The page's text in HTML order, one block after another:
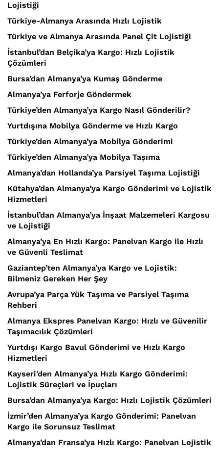
Lojistiği
Türkiye-Almanya Arasında Hızlı Lojistik
Türkiye ve Almanya Arasında Panel Çit Lojistiği
İstanbul’dan Belçika’ya Kargo: Hızlı Lojistik
Çözümleri
Bursa’dan Almanya’ya Kumaş Gönderme
Almanya’ya Ferforje Göndermek
Türkiye’den Almanya’ya Kargo Nasıl Gönderilir?
Yurtdışına Mobilya Gönderme ve Hızlı Kargo
Türkiye’den Almanya’ya Mobilya Gönderimi
Türkiye’den Almanya’ya Mobilya Taşıma
Almanya’dan Hollanda’ya Parsiyel Taşıma Lojistiği
Kütahya’dan Almanya’ya Kargo Gönderimi ve Lojistik
Hizmetleri
İstanbul’dan Almanya’ya İnşaat Malzemeleri Kargosu
ve Lojistiği
Almanya’ya En Hızlı Kargo: Panelvan Kargo ile Hızlı
ve Güvenli Teslimat
Gaziantep’ten Almanya’ya Kargo ve Lojistik:
Bilmeniz Gereken Her Şey
Avrupa’ya Parça Yük Taşıma ve Parsiyel Taşıma
Rehberi
Almanya Ekspres Panelvan Kargo: Hızlı ve Güvenilir
Taşımacılık Çözümleri
Yurtdışı Kargo Bavul Gönderimi ve Hızlı Kargo
Hizmetleri
Kayseri’den Almanya’ya Hızlı Kargo Gönderimi:
Lojistik Süreçleri ve İpuçları
Bursa’dan Almanya’ya Kargo: Hızlı Lojistik Çözümleri
İzmir’den Almanya’ya Kargo Gönderimi: Panelvan
Kargo ile Sorunsuz Teslimat
Almanya’dan Fransa’ya Hızlı Kargo: Panelvan Lojistik